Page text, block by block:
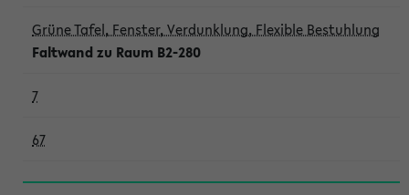
Grüne Tafel, Fenster, Verdunklung, Flexible Bestuhlung
Faltwand zu Raum B2-280
7
67